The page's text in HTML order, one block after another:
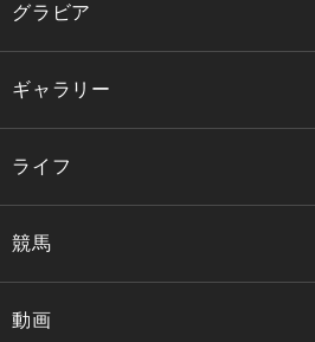
グラビア
ギャラリー
ライフ
競馬
動画